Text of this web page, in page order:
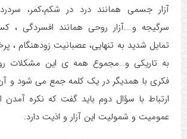
آزار جسمی همانند درد در شکم،کمر،
سرگیجه و….آزار روحی همانند افسردگی ،
تمایل شدید به تنهایی، عصبانیت زودهنگام ،
به تاریکی و…مجموع همه ی این
فکری با همدیگر در یک کلمه جمع می شود و
ارتباط با سؤال دوم باید گفت که نکره آمدن
عمومیت و شمولیت این آزار و اذیت دارد.